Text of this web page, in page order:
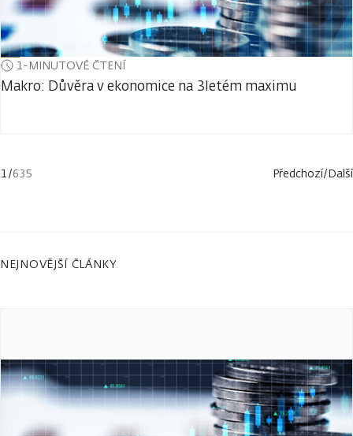
1-MINUTOVÉ ČTENÍ
Makro: Důvěra v ekonomice na 3letém maximu
1/635 Předchozí/Další
NEJNOVĚJŠÍ ČLÁNKY